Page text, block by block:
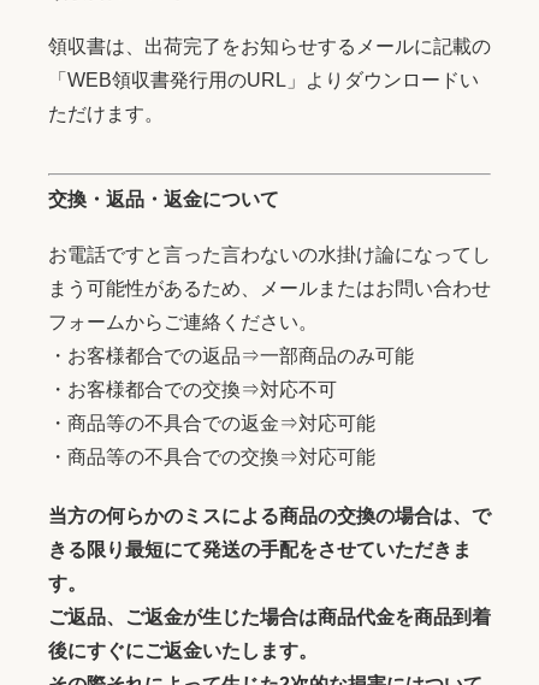
領収書は、出荷完了をお知らせするメールに記載の
「WEB領収書発行用のURL」よりダウンロードい
ただけます。
交換・返品・返金について
お電話ですと言った言わないの水掛け論になってし
まう可能性があるため、メールまたはお問い合わせ
フォームからご連絡ください。
・お客様都合での返品⇒一部商品のみ可能
・お客様都合での交換⇒対応不可
・商品等の不具合での返金⇒対応可能
・商品等の不具合での交換⇒対応可能
当方の何らかのミスによる商品の交換の場合は、で
きる限り最短にて発送の手配をさせていただきま
す。
ご返品、ご返金が生じた場合は商品代金を商品到着
後にすぐにご返金いたします。